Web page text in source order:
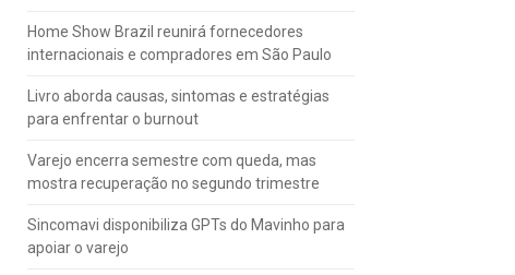
Home Show Brazil reunirá fornecedores
internacionais e compradores em São Paulo
Livro aborda causas, sintomas e estratégias
para enfrentar o burnout
Varejo encerra semestre com queda, mas
mostra recuperação no segundo trimestre
Sincomavi disponibiliza GPTs do Mavinho para
apoiar o varejo